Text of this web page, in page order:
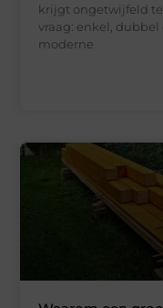
krijgt ongetwijfeld
vraag: enkel, dubbel
moderne